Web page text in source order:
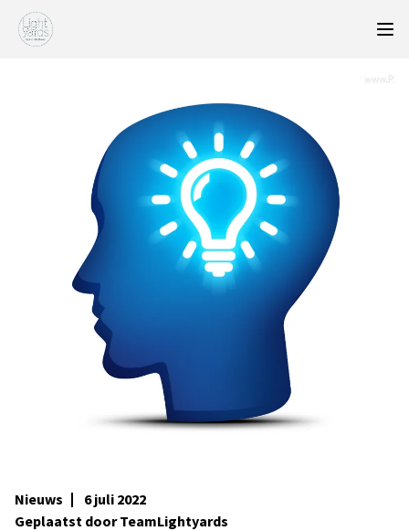
Nieuws
6 juli 2022
Geplaatst door TeamLightyards